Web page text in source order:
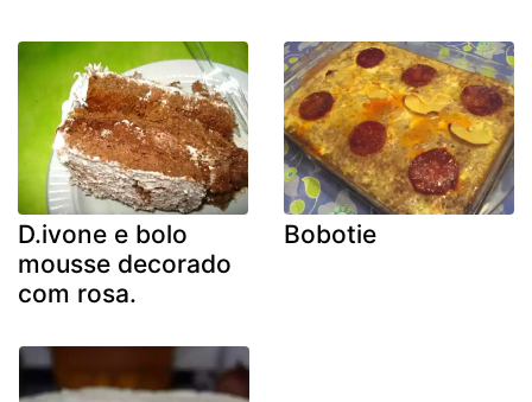
D.ivone e bolo
mousse decorado
com rosa.
Bobotie